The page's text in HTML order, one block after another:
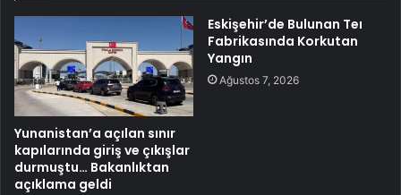
Yunanistan’a açılan sınır
kapılarında giriş ve çıkışlar
durmuştu… Bakanlıktan
açıklama geldi
Eskişehir’de Bulunan Teı
Fabrikasında Korkutan
Yangın
Ağustos 7, 2026